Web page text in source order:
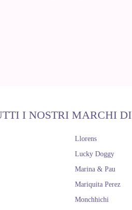
I NOSTRI MARCHI
Llorens
Lucky Doggy
Marina & Pau
Mariquita Perez
Monchhichi